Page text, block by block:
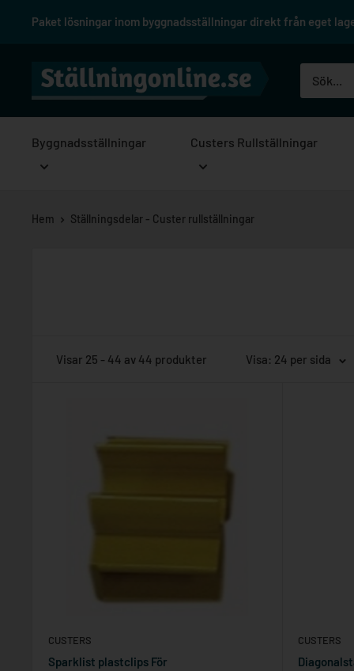
Paket lösningar inom byggnadsställningar direkt från eget
Ställningonline.se
Byggnadsställningar Custers Rullställningar
Hem Ställningsdelar - Custer rullställningar
Visar 25 - 44 av 44 produkter Visa: 24 per sida
CUSTERS
Sparklist plastclips För
CUSTERS